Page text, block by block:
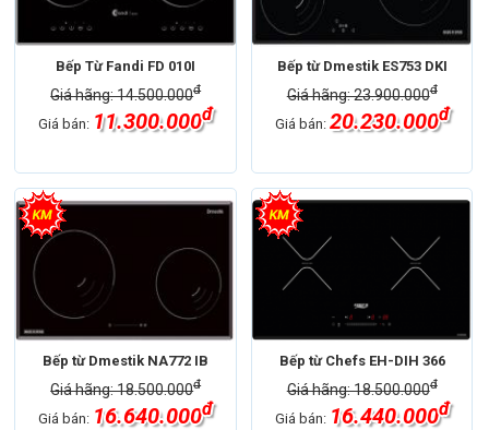
Bếp Từ Fandi FD 010I
Giá hãng: 14.500.000đ
Giá bán: 11.300.000đ
Bếp từ Dmestik ES753 DKI
Giá hãng: 23.900.000đ
Giá bán: 20.230.000đ
Bếp từ Dmestik NA772 IB
Giá hãng: 18.500.000đ
Giá bán: 16.640.000đ
Bếp từ Chefs EH-DIH 366
Giá hãng: 18.500.000đ
Giá bán: 16.440.000đ